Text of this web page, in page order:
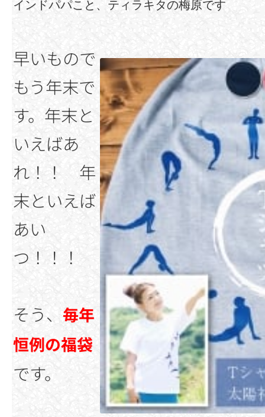
インドパパこと、ティラキタの梅原です
早いもので
もう年末で
す。年末と
いえばあ
れ！！ 年
末といえば
あい
つ！！！
そう、 毎年
恒例の福袋
です。